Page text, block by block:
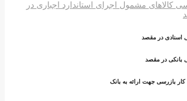
کالاهای مشمول اجرای استاندارد اجباری در
اسنادی در مقصد
بانکی در مقصد
بازرسی جهت ارائه به بانک